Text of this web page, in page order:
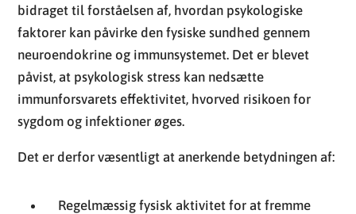
bidraget til forståelsen af, hvordan psykologiske
faktorer kan påvirke den fysiske sundhed gennem
neuroendokrine og immunsystemet. Det er blevet
påvist, at psykologisk stress kan nedsætte
immunforsvarets effektivitet, hvorved risikoen for
sygdom og infektioner øges.
Det er derfor væsentligt at anerkende betydningen af:
Regelmæssig fysisk aktivitet for at fremme